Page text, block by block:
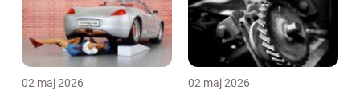
02 maj 2026 02 maj 2026